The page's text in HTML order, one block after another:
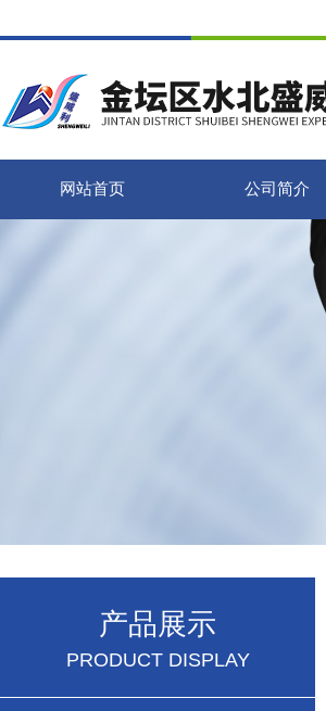
网站首页 公司简介
产品展示
PRODUCT DISPLAY